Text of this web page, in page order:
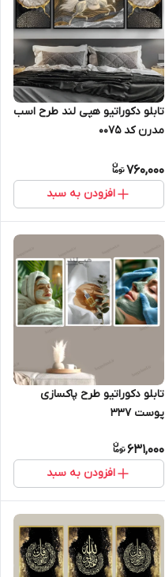
تابلو دکوراتیو هپی لند طرح اسب
مدرن کد 0075
760,000
افزودن به سبد
تابلو دکوراتیو طرح پاکسازی
پوست 337
631,000
افزودن به سبد